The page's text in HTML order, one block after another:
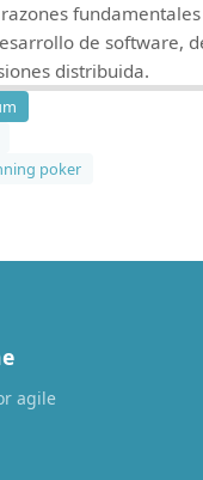
razones
de software,
distribuida.
poker
agile